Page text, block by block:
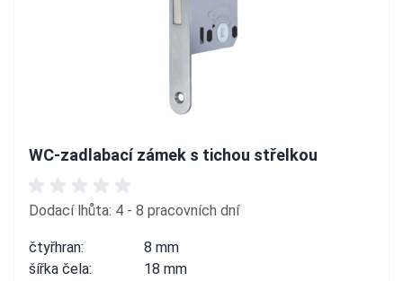
WC-zadlabací zámek s tichou střelkou
Dodací lhůta: 4 - 8 pracovních dní
čtyřhran:
8 mm
šířka čela:
18 mm